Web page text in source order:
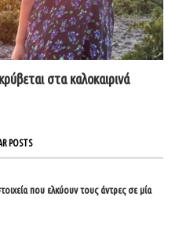
στα καλοκαιρινά
POSTS
που ελκύουν τους άντρες σε μία